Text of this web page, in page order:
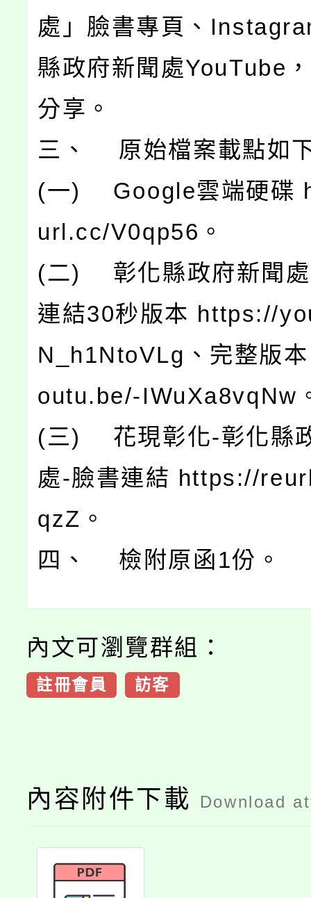
處」臉書專頁、
縣政府新聞處YouTube
分享。
三、 原始檔案載點如
(一) Google雲端硬碟
url.cc/V0qp56。
(二) 彰化縣政府新聞
連結30秒版本 https://
N_h1NtoVLg、完整版
outu.be/-IWuXa8vqNw
(三) 花現彰化-彰化縣
處-臉書連結 https://
qzZ。
四、 檢附原函1份。
內文可瀏覽群組：
註冊會員 訪客
內容附件下載 Download